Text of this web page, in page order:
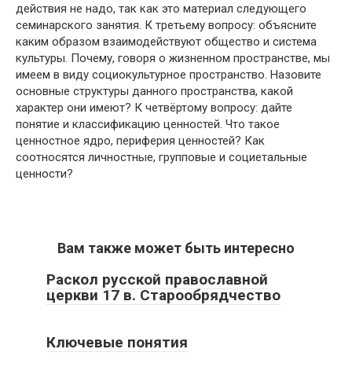
действия не надо, так как это материал следующего
семинарского занятия. К третьему вопросу: объясните
каким образом взаимодействуют общество и система
культуры. Почему, говоря о жизненном пространстве, мы
имеем в виду социокультурное пространство. Назовите
основные структуры данного пространства, какой
характер они имеют? К четвёртому вопросу: дайте
понятие и классификацию ценностей. Что такое
ценностное ядро, периферия ценностей? Как
соотносятся личностные, групповые и социетальные
ценности?
Вам также может быть интересно
Раскол русской православной
церкви 17 в. Старообрядчество
Ключевые понятия